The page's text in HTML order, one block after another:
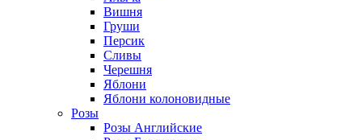
Вишня
Груши
Персик
Сливы
Черешня
Яблони
Яблони колоновидные
Розы
Розы Английские